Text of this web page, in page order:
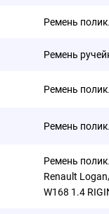
Ремень
Ремень
Ремень
Ремень
Ремень
Renault
W168 1.4